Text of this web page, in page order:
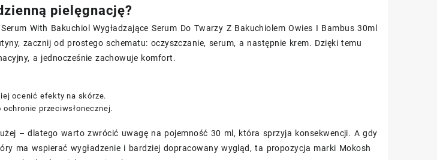
pielęgnację?
With Bakuchiol Wygładzające Serum Do Twarzy Z Bakuchiolem Owies I Bambus 30ml
zacznij od prostego schematu: oczyszczanie, serum, a następnie krem. Dzięki temu
a jednocześnie zachowuje komfort.
ocenić efekty na skórze.
przeciwsłonecznej.
– dlatego warto zwrócić uwagę na pojemność 30 ml, która sprzyja konsekwencji. A gdy
ma wspierać wygładzenie i bardziej dopracowany wygląd, ta propozycja marki Mokosh